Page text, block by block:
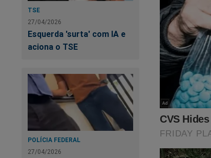
TSE
27/04/2026
Esquerda 'surta' com IA e
aciona o TSE
POLÍCIA FEDERAL
27/04/2026
Gutto foi
pronto-
HPSM da 14